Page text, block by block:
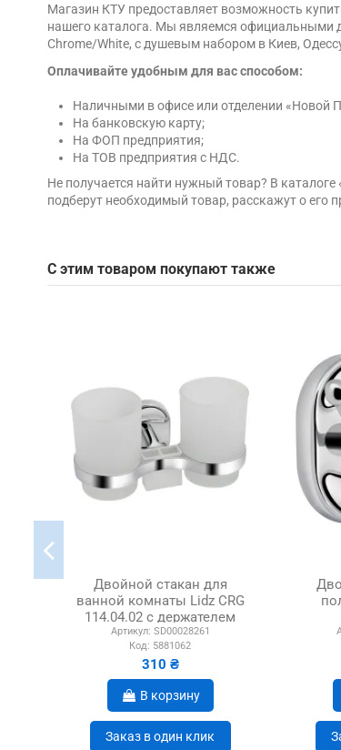
Магазин КТУ предоставляет возможность
нашего каталога. Мы являемся официальными
Chrome/White, с душевым набором в Киев,
Оплачивайте удобным для вас способом:
Наличными в офисе или отделении «Новой
На банковскую карту;
На ФОП предприятия;
На ТОВ предприятия с НДС.
Не получается найти нужный товар? В
подберут необходимый товар, расскажут о его
С этим товаром покупают также
Двойной стакан для
ванной комнаты Lidz CRG
114.04.02 с держателем
зубных щеток
Артикул: SD00028261
Код: 5881062
310 ₴
В корзину
Заказ в один клик